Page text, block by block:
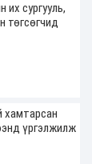
их сургууль,
төгсөгчид
хамтарсан
үргэлжилж